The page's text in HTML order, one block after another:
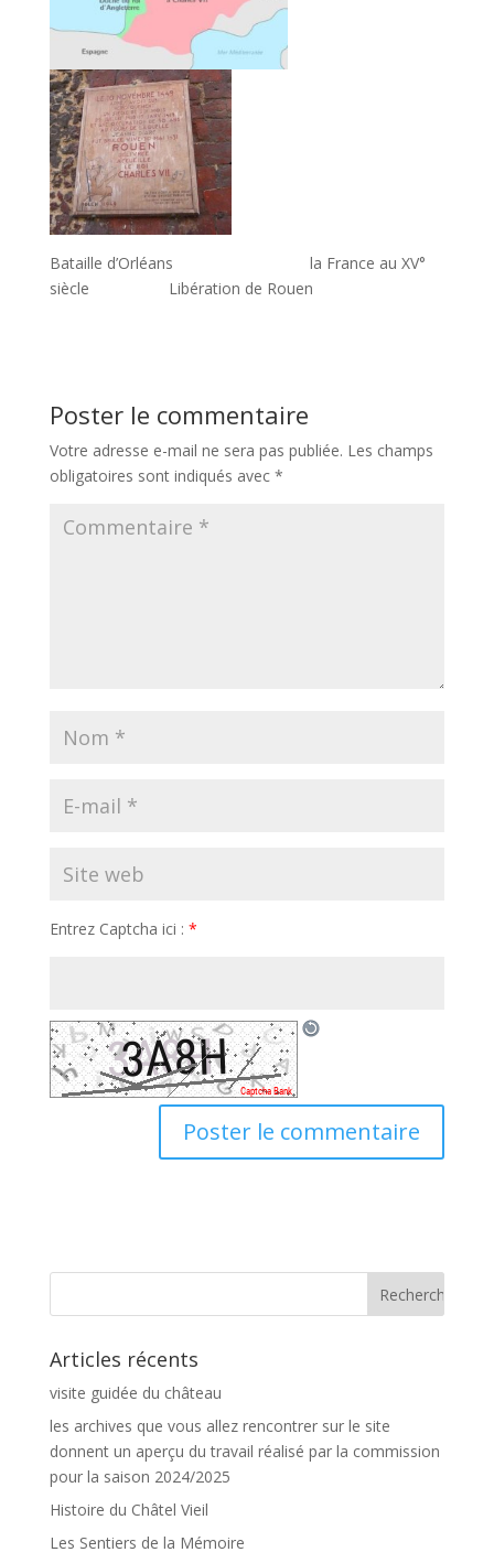
Bataille d’Orléans la France au XV°
siècle Libération de Rouen
Poster le commentaire
Votre adresse e-mail ne sera pas publiée. Les champs
obligatoires sont indiqués avec *
Entrez Captcha ici : *
Articles récents
visite guidée du château
les archives que vous allez rencontrer sur le site
donnent un aperçu du travail réalisé par la commission
pour la saison 2024/2025
Histoire du Châtel Vieil
Les Sentiers de la Mémoire